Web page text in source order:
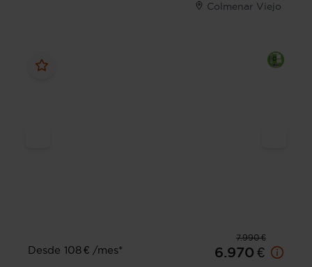
Colmenar Viejo
7.990 €
Desde 108 € /mes*
6.970 €